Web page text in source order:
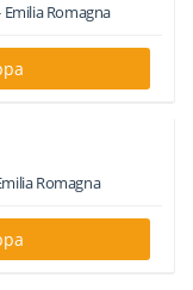
Emilia Romagna
Romagna